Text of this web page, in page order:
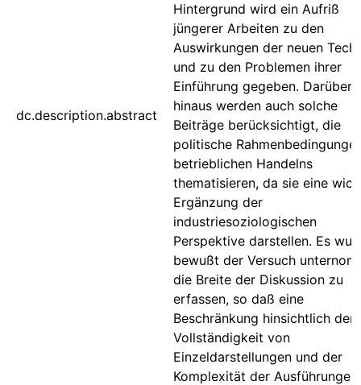
dc.description.abstract
Hintergrund wird ein Aufriß
jüngerer Arbeiten zu den
Auswirkungen der neuen
und zu den Problemen ihrer
Einführung gegeben. Darüber
hinaus werden auch solche
Beiträge berücksichtigt, die
politische
betrieblichen Handelns
thematisieren, da sie eine
Ergänzung der
industriesoziologischen
Perspektive darstellen. Es
bewußt der Versuch
die Breite der Diskussion zu
erfassen, so daß eine
Beschränkung hinsichtlich der
Vollständigkeit von
Einzeldarstellungen und der
Komplexität der Ausführungen